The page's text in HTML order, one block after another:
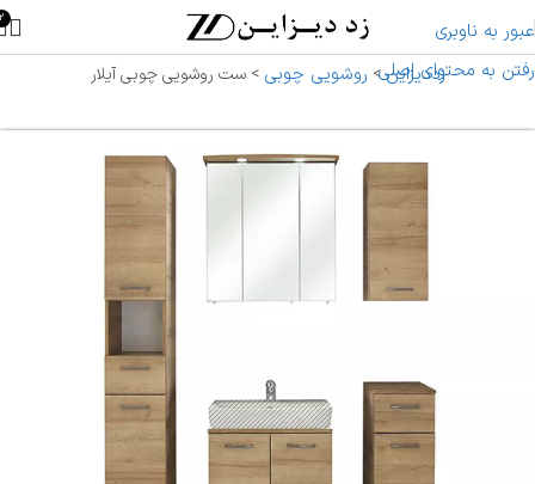
عبور به ناوبری
رفتن به محتوای اصلی
2
زددیزاین> روشویی چوبی >ست روشویی چوبی آیلار